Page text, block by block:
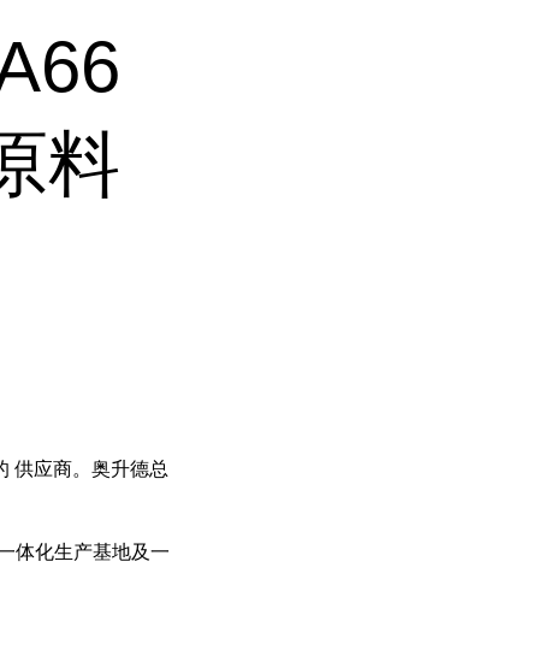
料
供应商。奥升德总
体化生产基地及一